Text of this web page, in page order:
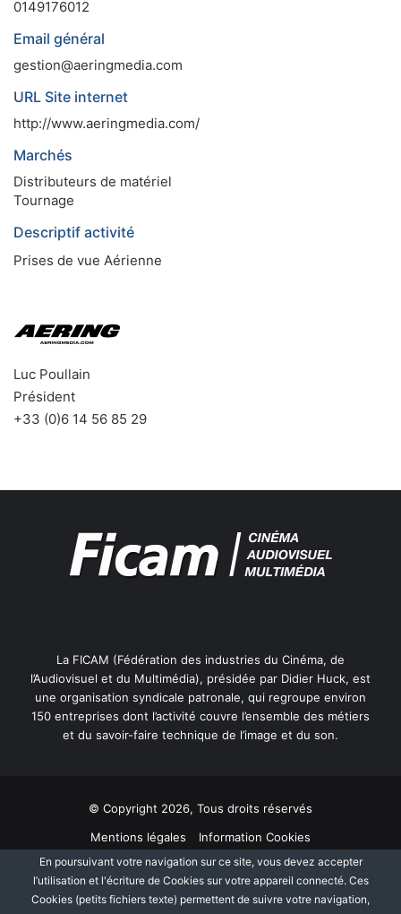
0149176012
Email général
gestion@aeringmedia.com
URL Site internet
http://www.aeringmedia.com/
Marchés
Distributeurs de matériel
Tournage
Descriptif activité
Prises de vue Aérienne
Luc Poullain
Président
+33 (0)6 14 56 85 29
La FICAM (Fédération des industries du Cinéma, de
l’Audiovisuel et du Multimédia), présidée par Didier Huck, est
une organisation syndicale patronale, qui regroupe environ
150 entreprises dont l’activité couvre l’ensemble des métiers
et du savoir-faire technique de l’image et du son.
© Copyright 2026, Tous droits réservés
Mentions légales
Information Cookies
Politique de protection des données personnelles
Plan du site
En poursuivant votre navigation sur ce site, vous devez accepter
l’utilisation et l'écriture de Cookies sur votre appareil connecté. Ces
Cookies (petits fichiers texte) permettent de suivre votre navigation,